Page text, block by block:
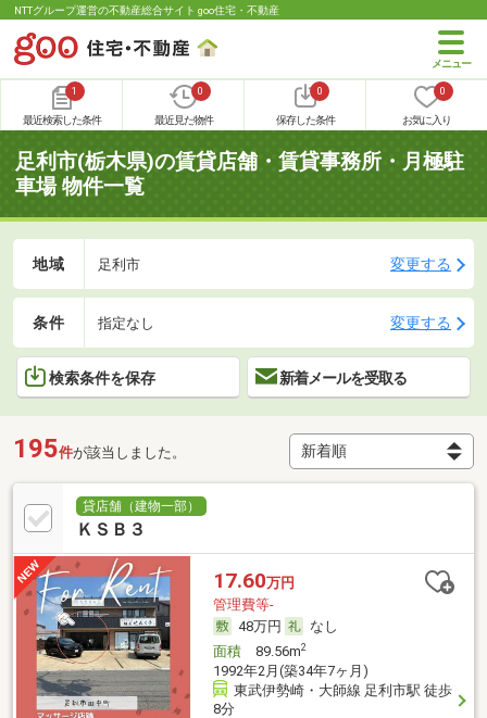
NTTグループ運営の不動産総合サイト goo住宅・不動産
1
最近検索した条件
0
最近見た物件
0
保存した条件
0
お気に入り
足利市(栃木県)の賃貸店舗・賃貸事務所・月極駐
車場 物件一覧
地域 足利市 変更する
条件 指定なし 変更する
検索条件を保存 新着メールを受取る
195件が該当しました。
貸店舗（建物一部）
ＫＳＢ３
17.60万円
管理費等-
48万円
なし
面積89.56m2
1992年2月(築34年7ヶ月)
東武伊勢崎・大師線 足利市駅 徒歩
8分